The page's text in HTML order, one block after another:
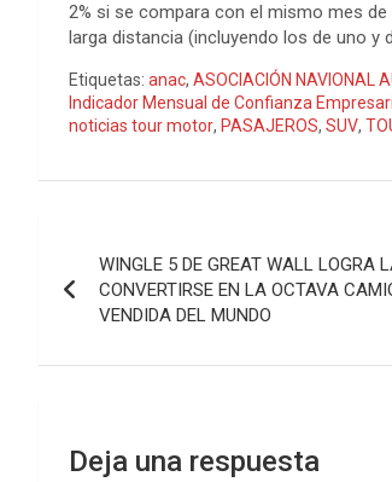
2% si se compara con el mismo mes
larga distancia (incluyendo los de uno y
Etiquetas: anac, ASOCIACIÓN NAVIONAL
Indicador Mensual de Confianza
noticias tour motor, PASAJEROS, SUV,
de
WINGLE 5 DE GREAT WALL LOGRA
CONVERTIRSE EN LA OCTAVA
VENDIDA DEL MUNDO
Deja una respuesta